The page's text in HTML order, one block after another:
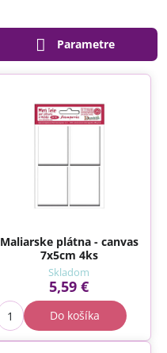
Parametre
Maliarske plátna - canvas
7x5cm 4ks
Skladom
5,59 €
Do košíka